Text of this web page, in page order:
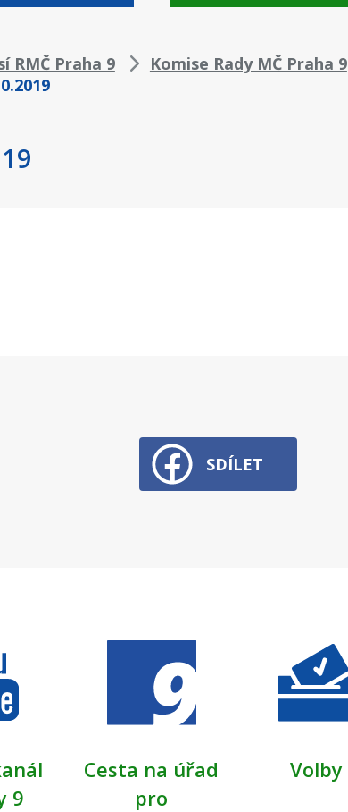
RMČ Praha 9 Komise Rady MČ Praha 9
SDÍLET
9
Cesta na úřad
pro
Volby